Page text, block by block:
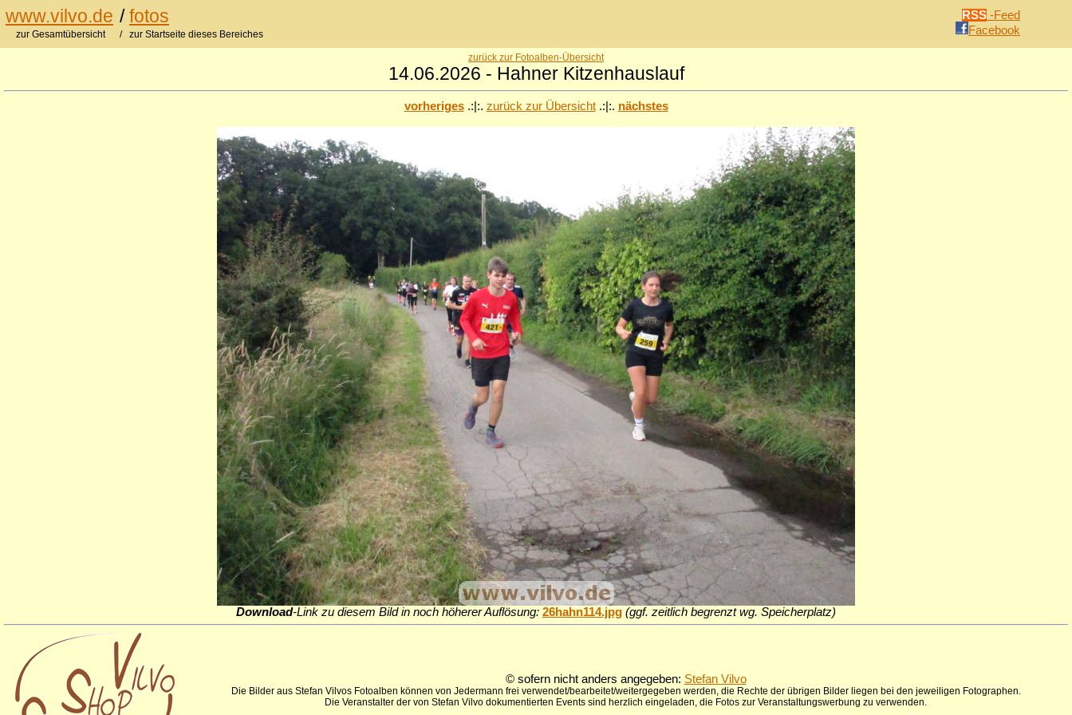
www.vilvo.de /fotos RSS -Feed
Facebook
zur Gesamtübersicht / zur Startseite dieses Bereiches
zurück zur Fotoalben-Übersicht
14.06.2026 - Hahner Kitzenhauslauf
vorheriges.:|:. zurück zur Übersicht.:|:. nächstes
Download-Link zu diesem Bild in noch höherer Auflösung: 26hahn114.jpg (ggf. zeitlich begrenzt wg. Speicherplatz)
© sofern nicht anders angegeben: Stefan Vilvo
Die Bilder aus Stefan Vilvos Fotoalben können von Jedermann frei verwendet/bearbeitet/weitergegeben werden, die Rechte der übrigen Bilder liegen bei den jeweiligen Fotographen.
Die Veranstalter der von Stefan Vilvo dokumentierten Events sind herzlich eingeladen, die Fotos zur Veranstaltungswerbung zu verwenden.